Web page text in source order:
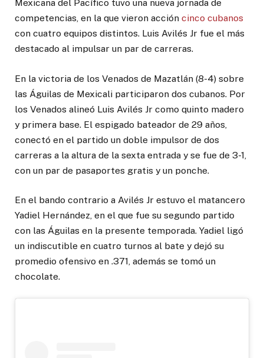
Mexicana del Pacífico tuvo una nueva jornada de
competencias, en la que vieron acción cinco cubanos
con cuatro equipos distintos. Luis Avilés Jr fue el más
destacado al impulsar un par de carreras.
En la victoria de los Venados de Mazatlán (8-4) sobre
las Águilas de Mexicali participaron dos cubanos. Por
los Venados alineó Luis Avilés Jr como quinto madero
y primera base. El espigado bateador de 29 años,
conectó en el partido un doble impulsor de dos
carreras a la altura de la sexta entrada y se fue de 3-1,
con un par de pasaportes gratis y un ponche.
En el bando contrario a Avilés Jr estuvo el matancero
Yadiel Hernández, en el que fue su segundo partido
con las Águilas en la presente temporada. Yadiel ligó
un indiscutible en cuatro turnos al bate y dejó su
promedio ofensivo en .371, además se tomó un
chocolate.